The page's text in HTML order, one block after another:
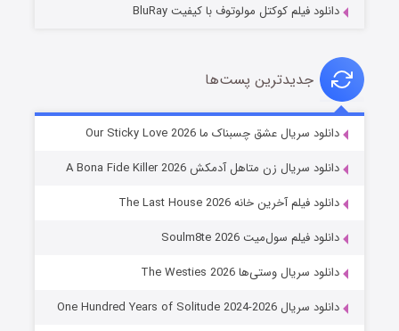
شوهر
دانلود فیلم کوکتل مولوتوف با کیفیت BluRay
جدیدترین پست‌ها
دانلود سریال عشق چسبناک ما Our Sticky Love 2026
دانلود سریال زن متاهل آدمکش A Bona Fide Killer 2026
دانلود فیلم آخرین خانه The Last House 2026
دانلود فیلم سول‌میت Soulm8te 2026
دانلود سریال وستی‌ها The Westies 2026
دانلود سریال One Hundred Years of Solitude 2024-2026